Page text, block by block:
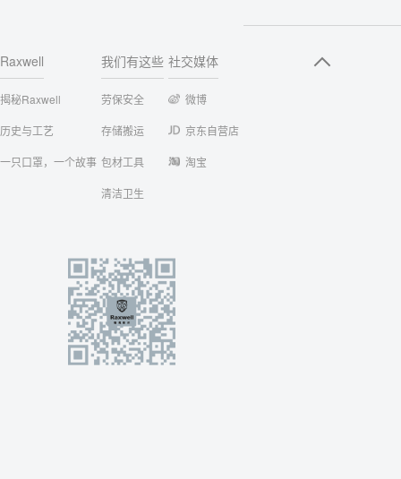
Raxwell
揭秘Raxwell
历史与工艺
一只口罩，一个故事
我们有这些
劳保安全
存储搬运
包材工具
清洁卫生
社交媒体
微博
京东自营店
淘宝